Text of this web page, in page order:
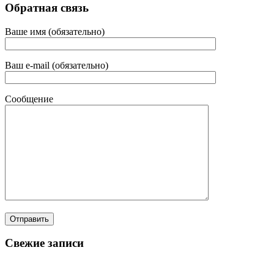
Обратная связь
Ваше имя (обязательно)
Ваш e-mail (обязательно)
Сообщение
Свежие записи